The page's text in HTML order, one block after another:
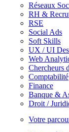
Réseaux
RH &
RSE
Social Ads
Soft Skills
UX / UI
Web
Chercheurs
Comptabilité
Finance
Banque &
Droit /
Votre